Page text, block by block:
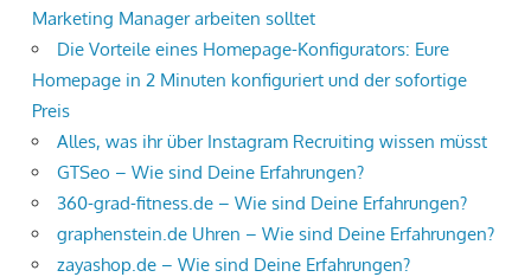
Marketing Manager arbeiten solltet
Die Vorteile eines Homepage-Konfigurators: Eure
Homepage in 2 Minuten konfiguriert und der sofortige
Preis
Alles, was ihr über Instagram Recruiting wissen müsst
GTSeo – Wie sind Deine Erfahrungen?
360-grad-fitness.de – Wie sind Deine Erfahrungen?
graphenstein.de Uhren – Wie sind Deine Erfahrungen?
zayashop.de – Wie sind Deine Erfahrungen?